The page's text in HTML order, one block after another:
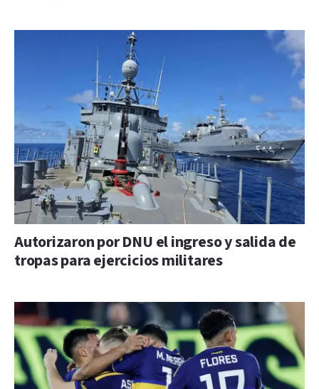
Autorizaron por DNU el ingreso y salida de
tropas para ejercicios militares